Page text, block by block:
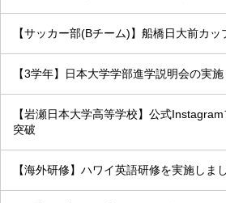
【サッカー部(Bチーム)】船橋日大前カッ
【3学年】日本大学学部進学説明会の実施
【岩瀬日本大学高等学校】公式
突破
【海外研修】ハワイ英語研修を実施しま